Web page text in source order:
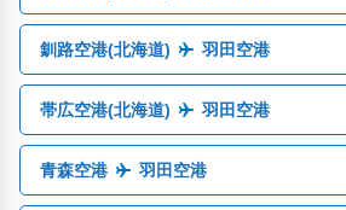
釧路空港(北海道) 羽田空港
帯広空港(北海道) 羽田空港
青森空港 羽田空港